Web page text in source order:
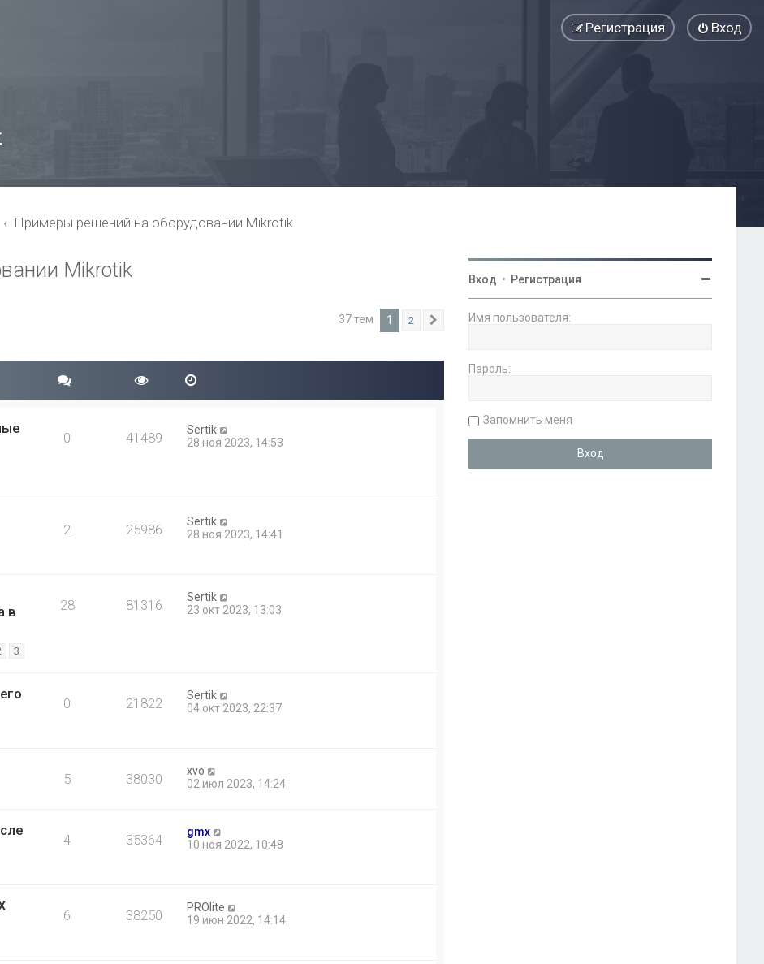
Вход
Регистрация
Примеры решений на оборудовании Mikrotik
Mikrotik
37 тем 1 2 След.
0 41489
Sertik
28 ноя 2023, 14:53
2 25986
Sertik
28 ноя 2023, 14:41
в
3
28 81316
Sertik
23 окт 2023, 13:03
0 21822
Sertik
04 окт 2023, 22:37
5 38030
xvo
02 июл 2023, 14:24
4 35364
gmx
10 ноя 2022, 10:48
6 38250
PROlite
19 июн 2022, 14:14
Вход • Регистрация
Имя пользователя:
Пароль:
Запомнить меня